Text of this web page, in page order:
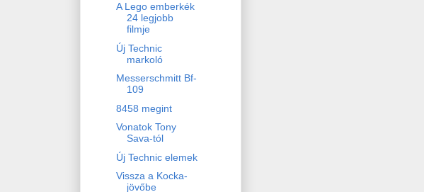
A Lego emberkék
24 legjobb
filmje
Új Technic
markoló
Messerschmitt Bf-
109
8458 megint
Vonatok Tony
Sava-tól
Új Technic elemek
Vissza a Kocka-
jövőbe